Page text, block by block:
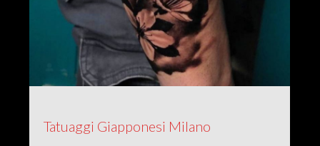
Tatuaggi Giapponesi Milano